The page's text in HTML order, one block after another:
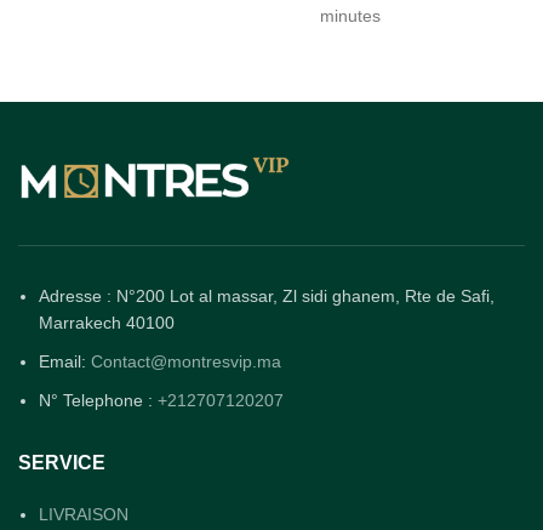
minutes
Adresse : N°200 Lot al massar, Zl sidi ghanem, Rte de Safi,
Marrakech 40100
Email: Contact@montresvip.ma
N° Telephone : +212707120207
SERVICE
LIVRAISON